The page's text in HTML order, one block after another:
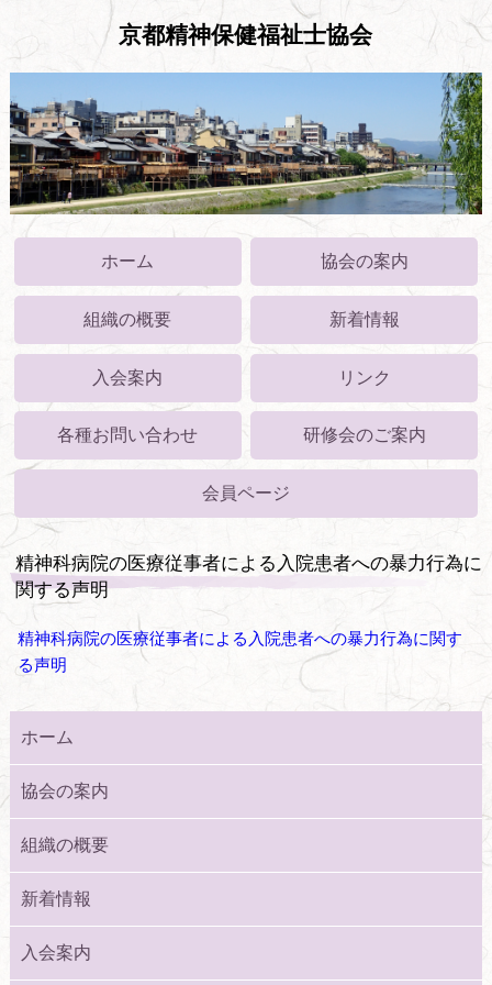
京都精神保健福祉士協会
ホーム 協会の案内
組織の概要 新着情報
入会案内 リンク
各種お問い合わせ 研修会のご案内
会員ページ
精神科病院の医療従事者による入院患者への暴力行為に
関する声明
精神科病院の医療従事者による入院患者への暴力行為に関す
る声明
ホーム
協会の案内
組織の概要
新着情報
入会案内